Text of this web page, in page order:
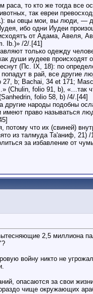
то кто же тогда все
так евреи
вы овцы мои, вы люди, —
ибо одни Иудеи
от Адама, Авеля,
Ib.)» /2/.[41]
только одежду
души иудеев происходят
(Пс. IX, 18): по
в рай, все другие
b; Bachai, 34 et 171;
(Chulin, folio 91, b),
folio 58, b) /4/.[44]
другие народы подобны
имеют право называться
потому что их (свиней)
из талмуда Та'аниф, 21) /
за избавление от
2,5 миллиона
войну никто не
опасаются за свои
чище окружающих